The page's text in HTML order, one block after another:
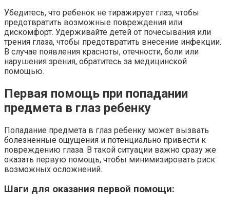
Убедитесь, что ребенок не тиражирует глаз, чтобы
предотвратить возможные повреждения или
дискомфорт. Удерживайте детей от почесывания или
трения глаза, чтобы предотвратить внесение инфекции.
В случае появления красноты, отечности, боли или
нарушения зрения, обратитесь за медицинской
помощью.
Первая помощь при попадании
предмета в глаз ребенку
Попадание предмета в глаз ребенку может вызвать
болезненные ощущения и потенциально привести к
повреждению глаза. В такой ситуации важно сразу же
оказать первую помощь, чтобы минимизировать риск
возможных осложнений.
Шаги для оказания первой помощи: